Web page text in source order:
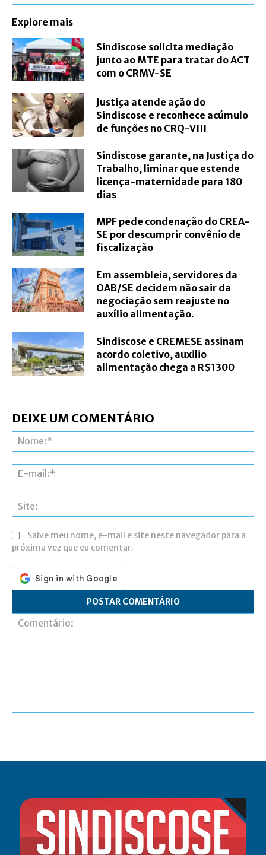
Explore mais
Sindiscose solicita mediação
junto ao MTE para tratar do ACT
com o CRMV-SE
Justiça atende ação do
Sindiscose e reconhece acúmulo
de funções no CRQ-VIII
Sindiscose garante, na Justiça do
Trabalho, liminar que estende
licença-maternidade para 180
dias
MPF pede condenação do CREA-
SE por descumprir convênio de
fiscalização
Em assembleia, servidores da
OAB/SE decidem não sair da
negociação sem reajuste no
auxílio alimentação.
Sindiscose e CREMESE assinam
acordo coletivo, auxilio
alimentação chega a R$1300
DEIXE UM COMENTÁRIO
Salve meu nome, e-mail e site neste navegador para a
próxima vez que eu comentar.